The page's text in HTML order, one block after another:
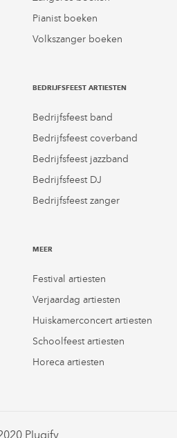
Pianist boeken
Volkszanger boeken
BEDRIJFSFEEST ARTIESTEN
Bedrijfsfeest band
Bedrijfsfeest coverband
Bedrijfsfeest jazzband
Bedrijfsfeest DJ
Bedrijfsfeest zanger
MEER
Festival artiesten
Verjaardag artiesten
Huiskamerconcert artiesten
Schoolfeest artiesten
Horeca artiesten
Plugify